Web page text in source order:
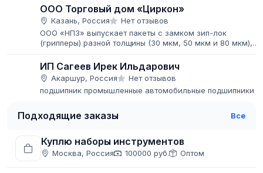
пластиковых цепей и комплектующих...
ООО Торговый дом «Циркон»
Казань, Россия
Нет отзывов
ООО «НПЗ» выпускает пакеты с замком зип-лок
(грипперы) разной толщины (30 мкм, 50 мкм и 80 мкм),
пакеты из нее, термоусадочную,...
ИП Сагеев Ирек Ильдарович
Акаршур, Россия
Нет отзывов
подшипник промышленные автомобильные подшипники
Подходящие заказы Все
Куплю наборы инструментов
Москва, Россия 100000 руб. Оптом